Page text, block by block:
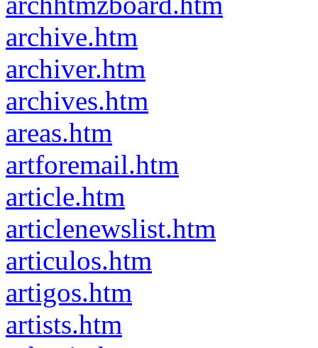
archive.htm
archiver.htm
archives.htm
areas.htm
artforemail.htm
article.htm
articlenewslist.htm
articulos.htm
artigos.htm
artists.htm